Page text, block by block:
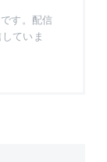
す。配信
ていま